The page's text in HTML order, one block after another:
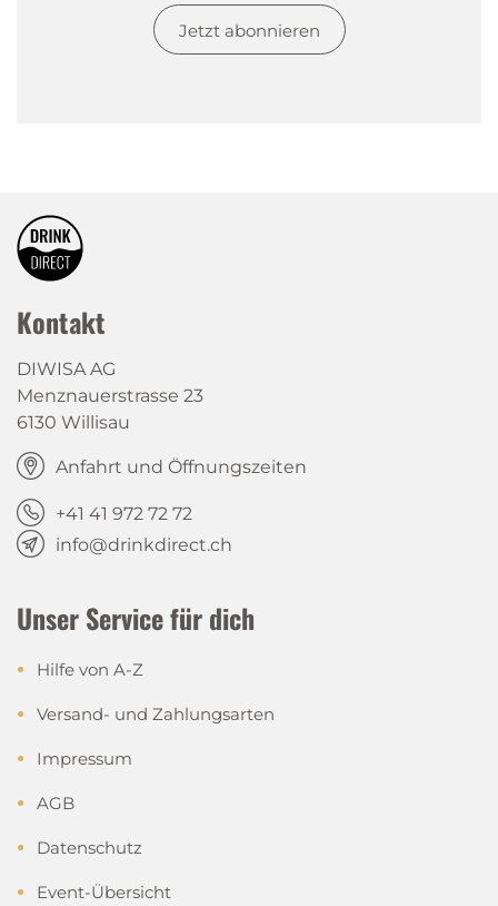
Jetzt abonnieren
Kontakt
DIWISA AG
Menznauerstrasse 23
6130 Willisau
Anfahrt und Öffnungszeiten
+41 41 972 72 72
info@drinkdirect.ch
Unser Service für dich
Hilfe von A-Z
Versand- und Zahlungsarten
Impressum
AGB
Datenschutz
Event-Übersicht